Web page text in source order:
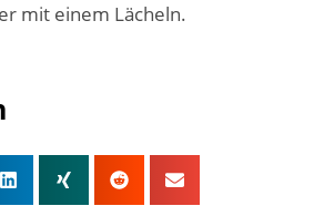
mit einem Lächeln.